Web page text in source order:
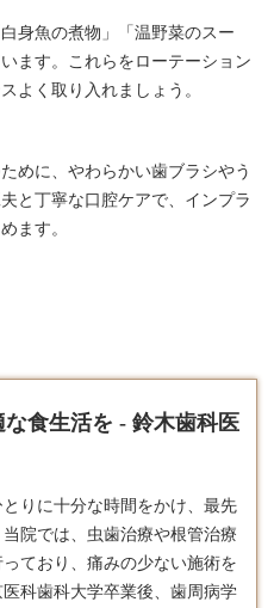
身魚の煮物」「温野菜のスー
ます。これらをローテーション
よく取り入れましょう。
めに、やわらかい歯ブラシやう
と丁寧な口腔ケアで、インプラ
ます。
食生活を - 鈴木歯科医
りに十分な時間をかけ、最先
院では、虫歯治療や根管治療
ており、痛みの少ない施術を
科歯科大学卒業後、歯周病学